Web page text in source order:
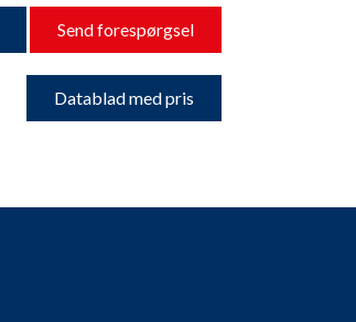
Send forespørgsel
Datablad med pris